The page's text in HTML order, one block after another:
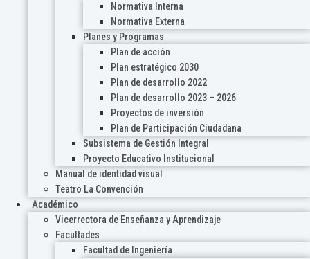
Normativa Interna
Normativa Externa
Planes y Programas
Plan de acción
Plan estratégico 2030
Plan de desarrollo 2022
Plan de desarrollo 2023 – 2026
Proyectos de inversión
Plan de Participación Ciudadana
Subsistema de Gestión Integral
Proyecto Educativo Institucional
Manual de identidad visual
Teatro La Convención
Académico
Vicerrectora de Enseñanza y Aprendizaje
Facultades
Facultad de Ingeniería